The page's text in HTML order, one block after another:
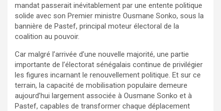
mandat passerait inévitablement par une entente politique
solide avec son Premier ministre Ousmane Sonko, sous la
bannière de Pastef, principal moteur électoral de la
coalition au pouvoir.
Car malgré l’arrivée d’une nouvelle majorité, une partie
importante de l’électorat sénégalais continue de privilégier
les figures incarnant le renouvellement politique. Et sur ce
terrain, la capacité de mobilisation populaire demeure
aujourd’hui largement associée à Ousmane Sonko et à
Pastef, capables de transformer chaque déplacement